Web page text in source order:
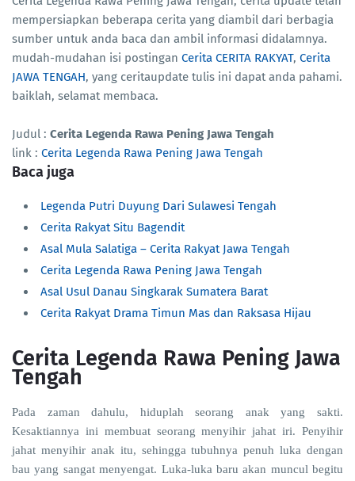
mempersiapkan beberapa cerita yang diambil dari berbagia
sumber untuk anda baca dan ambil informasi didalamnya.
mudah-mudahan isi postingan Cerita CERITA RAKYAT, Cerita
JAWA TENGAH, yang ceritaupdate tulis ini dapat anda pahami.
baiklah, selamat membaca.
Judul : Cerita Legenda Rawa Pening Jawa Tengah
link : Cerita Legenda Rawa Pening Jawa Tengah
Baca juga
Legenda Putri Duyung Dari Sulawesi Tengah
Cerita Rakyat Situ Bagendit
Asal Mula Salatiga – Cerita Rakyat Jawa Tengah
Cerita Legenda Rawa Pening Jawa Tengah
Asal Usul Danau Singkarak Sumatera Barat
Cerita Rakyat Drama Timun Mas dan Raksasa Hijau
Cerita Legenda Rawa Pening Jawa
Tengah
Pada zaman dahulu, hiduplah seorang anak yang sakti.
Kesaktiannya ini membuat seorang menyihir jahat iri. Penyihir
jahat menyihir anak itu, sehingga tubuhnya penuh luka dengan
bau yang sangat menyengat. Luka-luka baru akan muncul begitu